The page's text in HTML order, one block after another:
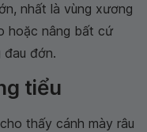
nhất là vùng xương
hoặc nâng bất cứ
đau đớn.
tiểu
thấy cánh mày râu